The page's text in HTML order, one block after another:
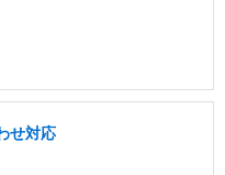
せ対応